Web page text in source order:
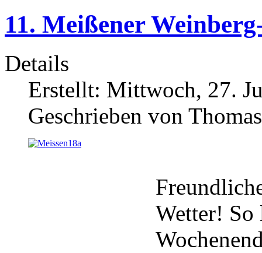
11. Meißener
Details
Erstellt: Mittwoch, 27.
Geschrieben von
Wetter! So